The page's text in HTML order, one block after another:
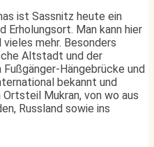
ist Sassnitz heute ein
Erholungsort. Man kann hier
vieles mehr. Besonders
Altstadt und der
Hängebrücke und
bekannt und
Mukran, von wo aus
Russland sowie ins